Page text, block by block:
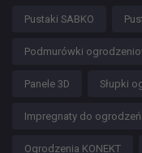
Pustaki SABKO
Podmurówki
Panele 3D Słupki
Impregnaty do ogrodzeń
Ogrodzenia KONEKT